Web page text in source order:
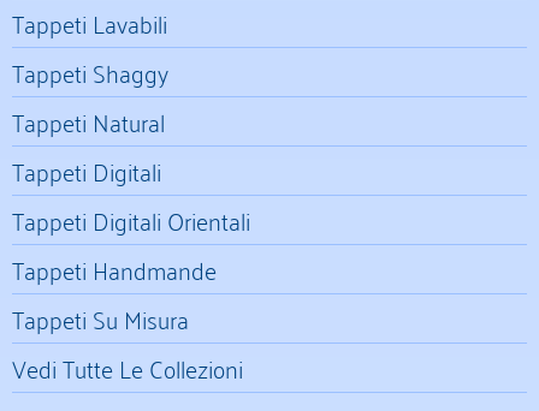
Tappeti Lavabili
Tappeti Shaggy
Tappeti Natural
Tappeti Digitali
Tappeti Digitali Orientali
Tappeti Handmande
Tappeti Su Misura
Vedi Tutte Le Collezioni